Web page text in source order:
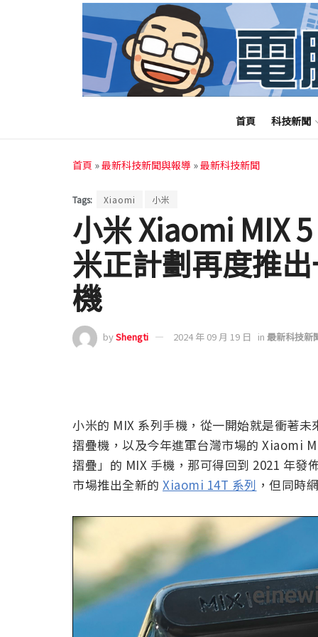
首頁 科技新聞
首頁 »最新科技新聞與報導 »最新科技新聞
Tags: Xiaomi 小米
小米 Xiaomi MIX
米正計劃再度推
機
byShengti 2024 年 09 月 19 日 in 最新科技新
小米的 MIX 系列手機，從一開始就是衝著
摺疊機，以及今年進軍台灣市場的 Xiaomi
摺疊」的 MIX 手機，那可得回到 2021 年
市場推出全新的 Xiaomi 14T 系列 ，但同時